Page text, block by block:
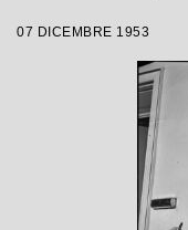
con la regia di
07 DICEMBRE 1953